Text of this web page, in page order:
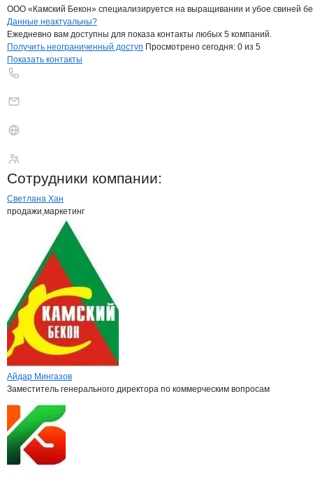
ООО «Камский Бекон» специализируется на выращивании и убое свиней
Контактыкомпании
+7(800)000-00-..
Данные неактуальны?
Ежедневно вам доступны для показа контакты любых 5 компаний.
Получить неограниченный доступ Просмотрено сегодня: 0 из 5
Показать контакты
Сотрудники компании:
Светлана Хан
продажи,маркетинг
Айдар Мингазов
Заместитель генерального директора по коммерческим вопросам